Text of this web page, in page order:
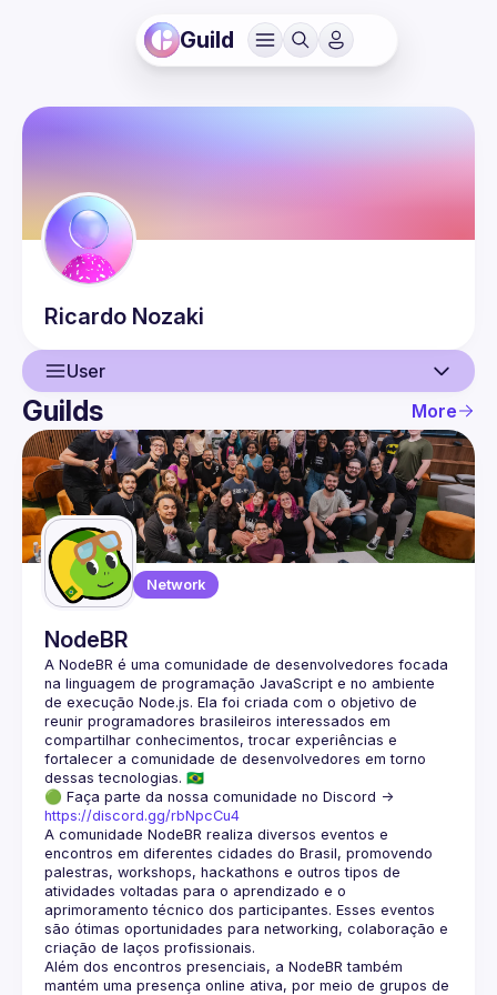
Guild
Ricardo Nozaki
User
User
Guilds
Guilds More
Network
NodeBR
A NodeBR é uma comunidade de desenvolvedores focada
na linguagem de programação JavaScript e no ambiente
de execução Node.js. Ela foi criada com o objetivo de
reunir programadores brasileiros interessados em
compartilhar conhecimentos, trocar experiências e
fortalecer a comunidade de desenvolvedores em torno
🟢 Faça parte da nossa comunidade no Discord ->
https://discord.gg/rbNpcCu4
A comunidade NodeBR realiza diversos eventos e
encontros em diferentes cidades do Brasil, promovendo
palestras, workshops, hackathons e outros tipos de
atividades voltadas para o aprendizado e o
aprimoramento técnico dos participantes. Esses eventos
são ótimas oportunidades para networking, colaboração e
Além dos encontros presenciais, a NodeBR também
mantém uma presença online ativa, por meio de grupos de